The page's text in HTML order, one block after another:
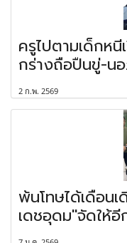
ครูไปตามเด็กหนี
กร่างถือปืนขู่-น
2 ก.พ. 2569
พ้นโทษได้เดือน
เดชอุดม"จัดให้